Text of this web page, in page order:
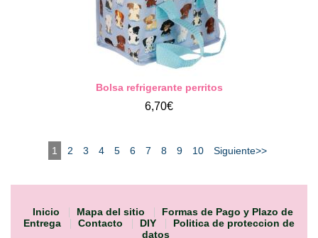
Bolsa refrigerante perritos
6,70€
1 2 3 4 5 6 7 8 9 10 Siguiente>>
Inicio Mapa del sitio
Formas de Pago y Plazo de
Entrega
Contacto DIY
Politica de proteccion de
datos